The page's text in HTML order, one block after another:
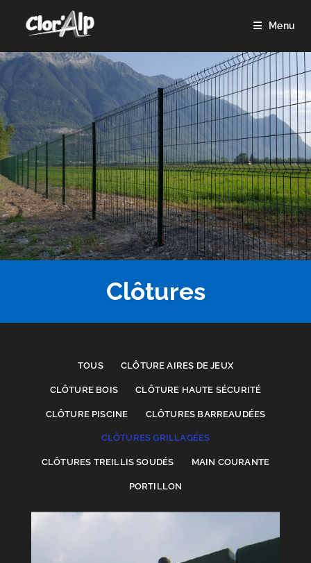
Menu
Clôtures
TOUS CLÔTURE AIRES DE JEUX
CLÔTURE BOIS CLÔTURE HAUTE SÉCURITÉ
CLÔTURE PISCINE CLÔTURES BARREAUDÉES
CLÔTURES GRILLAGÉES
CLÔTURES TREILLIS SOUDÉS MAIN COURANTE
PORTILLON